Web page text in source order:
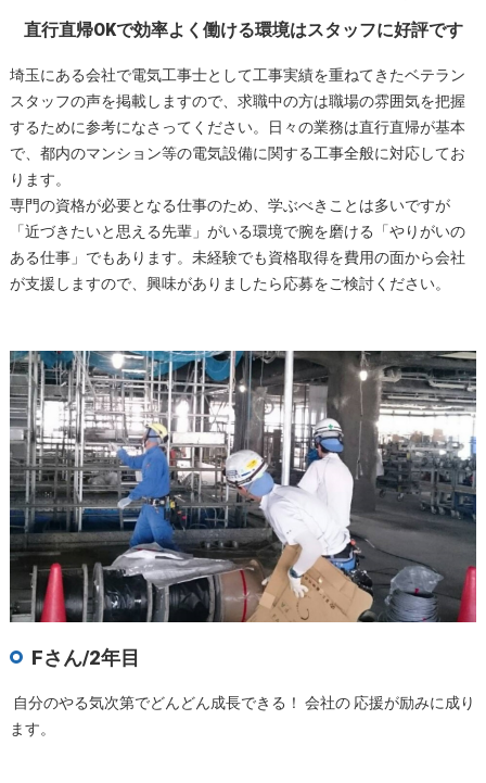
直行直帰OKで効率よく働ける環境はスタッフに好評です
埼玉にある会社で電気工事士として工事実績を重ねてきたベテラン
スタッフの声を掲載しますので、求職中の方は職場の雰囲気を把握
するために参考になさってください。日々の業務は直行直帰が基本
で、都内のマンション等の電気設備に関する工事全般に対応してお
ります。
専門の資格が必要となる仕事のため、学ぶべきことは多いですが
「近づきたいと思える先輩」がいる環境で腕を磨ける「やりがいの
ある仕事」でもあります。未経験でも資格取得を費用の面から会社
が支援しますので、興味がありましたら応募をご検討ください。
Fさん/2年目
自分のやる気次第でどんどん成長できる！ 会社の 応援が励みに成り
ます。